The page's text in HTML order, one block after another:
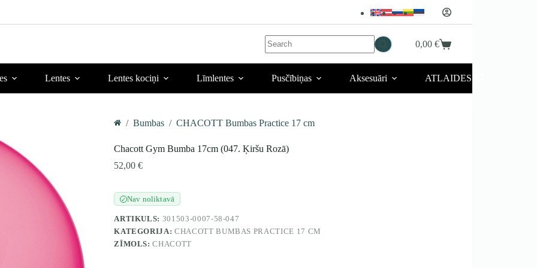
No
results
Iepirkumu
0,00€
Lentes Lentes kociņi Līmlentes Pusčībiņas Aksesuāri ATLAIDES 💥
/ Bumbas / CHACOTT Bumbas Practice 17 cm
Chacott Gym Bumba 17cm (047. Ķiršu Rozā)
52,00€
✓Nav noliktavā
ARTIKULS: 301503-0007-58-047
KATEGORIJA:CHACOTT BUMBAS PRACTICE 17 CM
ZĪMOLS:CHACOTT